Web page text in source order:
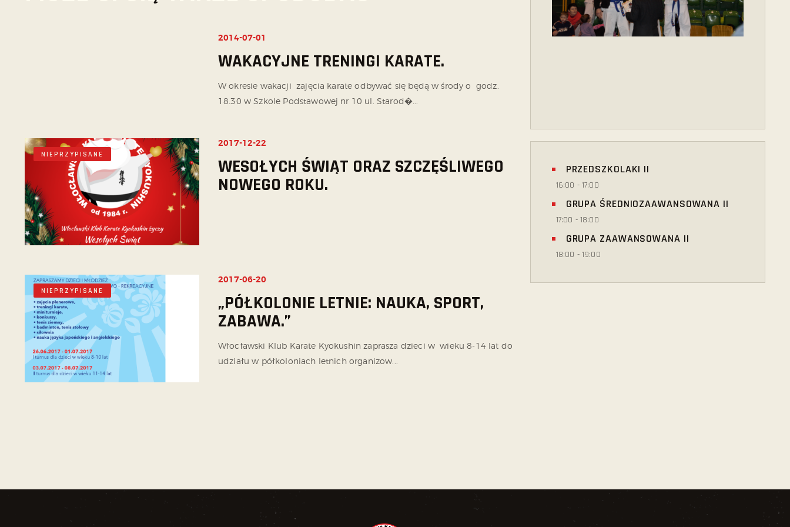
2014-07-01
WAKACYJNE TRENINGI KARATE.
W okresie wakacji zajęcia karate odbywać się będą w środy o godz.
18.30 w Szkole Podstawowej nr 10 ul. Starod�...
NIEPRZYPISANE
2017-12-22
WESOŁYCH ŚWIĄT ORAZ SZCZĘŚLIWEGO
NOWEGO ROKU.
NIEPRZYPISANE
2017-06-20
„PÓŁKOLONIE LETNIE: NAUKA, SPORT,
ZABAWA.”
Włocławski Klub Karate Kyokushin zaprasza dzieci w wieku 8-14 lat do
udziału w półkoloniach letnich organizow...
PRZEDSZKOLAKI II
16:00 -17:00
GRUPA ŚREDNIOZAAWANSOWANA II
17:00 -18:00
GRUPA ZAAWANSOWANA II
18:00 -19:00